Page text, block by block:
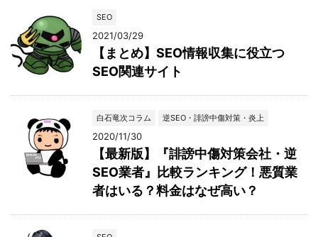
SEO
2021/03/29
【まとめ】SEO情報収集に役立つ
SEO関連サイト
白石竜次コラム 逆SEO・誹謗中傷対策・炎上
2020/11/30
【最新版】『誹謗中傷対策会社・逆
SEO業者』比較ランキング！悪質業
者はいる？料金はなぜ高い？